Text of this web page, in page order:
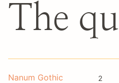
The
Nanum Gothic
2